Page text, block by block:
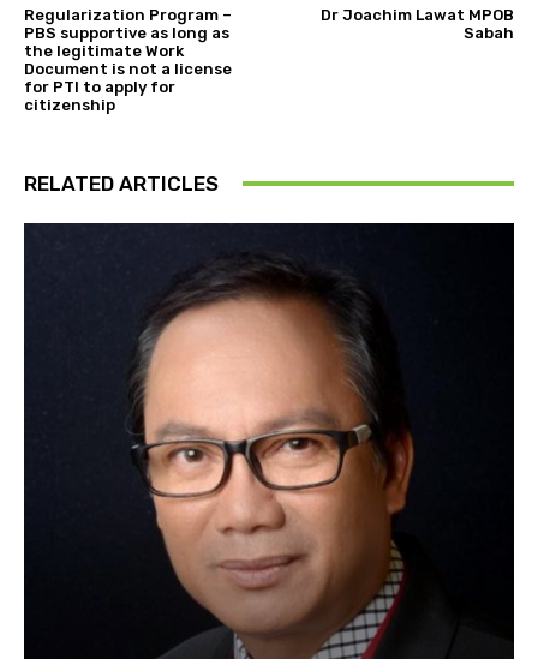
Regularization Program –
PBS supportive as long as
the legitimate Work
Document is not a license
for PTI to apply for
citizenship
Dr Joachim Lawat MPOB
Sabah
RELATED ARTICLES